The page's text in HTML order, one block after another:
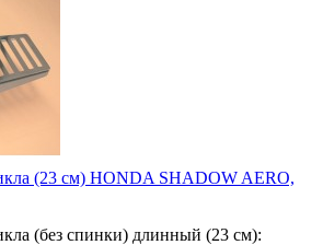
(23 см) HONDA SHADOW AERO,
(без спинки) длинный (23 см):